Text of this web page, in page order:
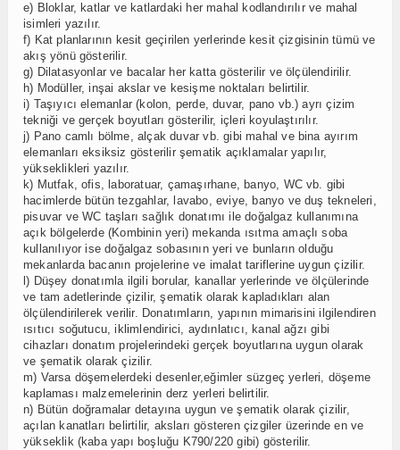
e) Bloklar, katlar ve katlardaki her mahal kodlandırılır ve mahal
isimleri yazılır.
f) Kat planlarının kesit geçirilen yerlerinde kesit çizgisinin tümü ve
akış yönü gösterilir.
g) Dilatasyonlar ve bacalar her katta gösterilir ve ölçülendirilir.
h) Modüller, inşai akslar ve kesişme noktaları belirtilir.
i) Taşıyıcı elemanlar (kolon, perde, duvar, pano vb.) ayrı çizim
tekniği ve gerçek boyutları gösterilir, içleri koyulaştırılır.
j) Pano camlı bölme, alçak duvar vb. gibi mahal ve bina ayırım
elemanları eksiksiz gösterilir şematik açıklamalar yapılır,
yükseklikleri yazılır.
k) Mutfak, ofis, laboratuar, çamaşırhane, banyo, WC vb. gibi
hacimlerde bütün tezgahlar, lavabo, eviye, banyo ve duş tekneleri,
pisuvar ve WC taşları sağlık donatımı ile doğalgaz kullanımına
açık bölgelerde (Kombinin yeri) mekanda ısıtma amaçlı soba
kullanılıyor ise doğalgaz sobasının yeri ve bunların olduğu
mekanlarda bacanın projelerine ve imalat tariflerine uygun çizilir.
l) Düşey donatımla ilgili borular, kanallar yerlerinde ve ölçülerinde
ve tam adetlerinde çizilir, şematik olarak kapladıkları alan
ölçülendirilerek verilir. Donatımların, yapının mimarisini ilgilendiren
ısıtıcı soğutucu, iklimlendirici, aydınlatıcı, kanal ağzı gibi
cihazları donatım projelerindeki gerçek boyutlarına uygun olarak
ve şematik olarak çizilir.
m) Varsa döşemelerdeki desenler,eğimler süzgeç yerleri, döşeme
kaplaması malzemelerinin derz yerleri belirtilir.
n) Bütün doğramalar detayına uygun ve şematik olarak çizilir,
açılan kanatları belirtilir, aksları gösteren çizgiler üzerinde en ve
yükseklik (kaba yapı boşluğu K790/220 gibi) gösterilir.